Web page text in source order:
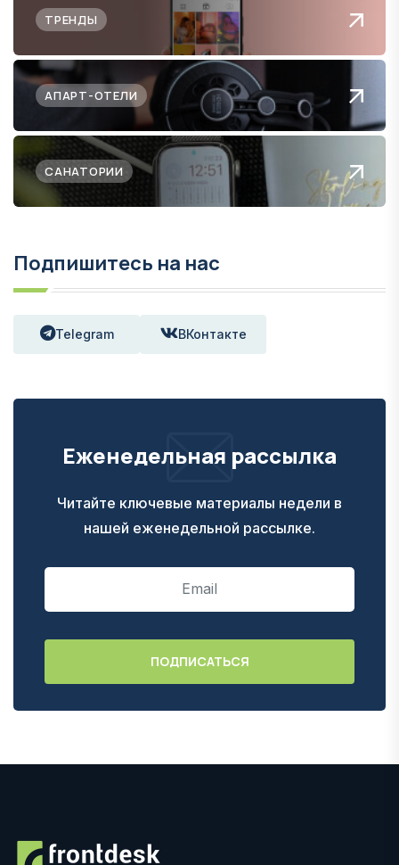
ТРЕНДЫ
АПАРТ-ОТЕЛИ
САНАТОРИИ
Подпишитесь на нас
Telegram ВКонтакте
Еженедельная рассылка
Читайте ключевые материалы недели в
нашей еженедельной рассылке.